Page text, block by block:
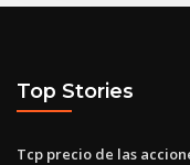
Top Stories
Tcp precio de las